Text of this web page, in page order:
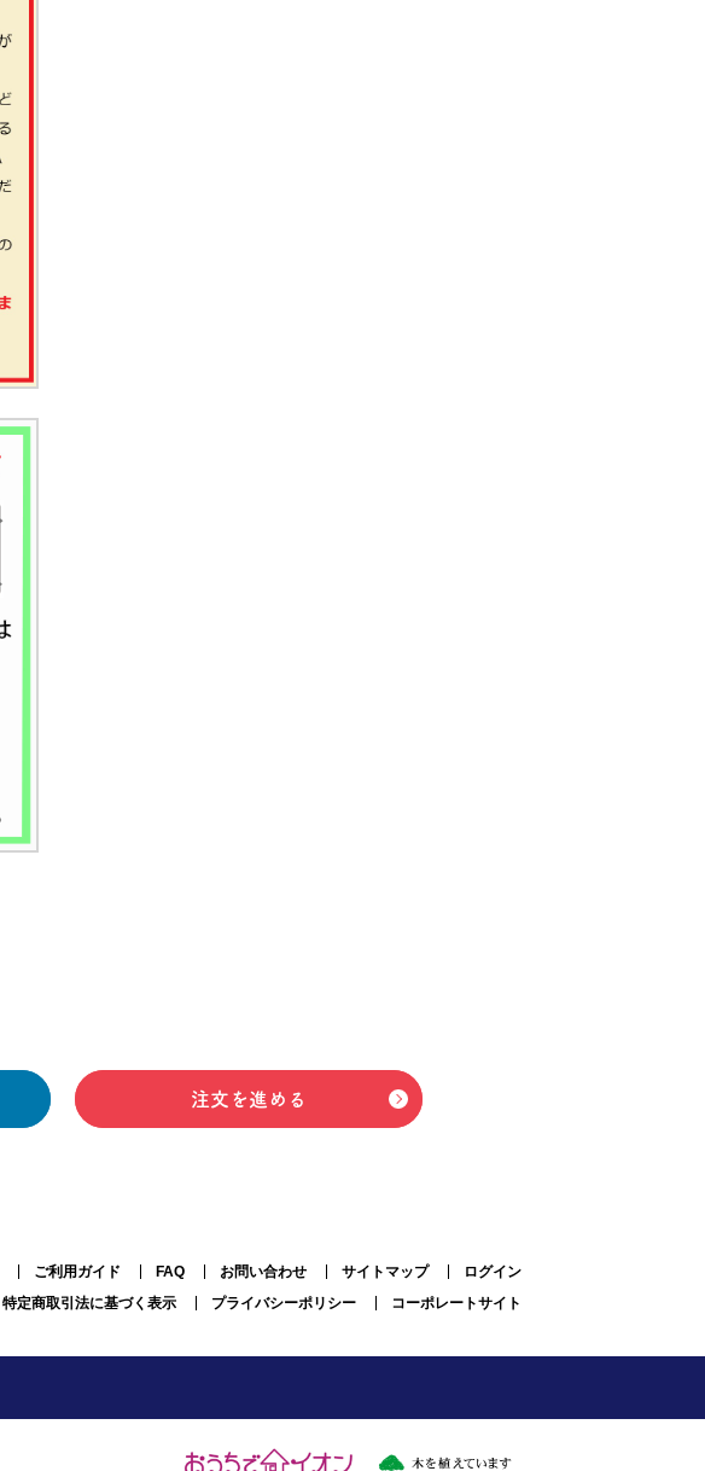
注文を進める
ご利用ガイド FAQ お問い合わせ サイトマップ
ログイン
特定商取引法に基づく表示
プライバシーポリシー コーポレートサイト